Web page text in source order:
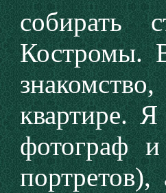
собирать
Костромы.
квартире.
фотограф